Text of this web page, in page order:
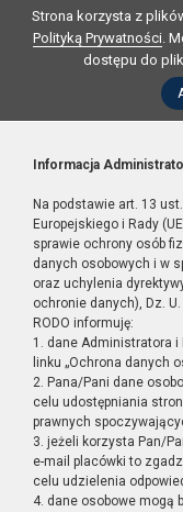
Strona korzysta z
Polityką Prywatności.
dostępu do
Informacja
Na podstawie art. 13
Europejskiego i Rady
sprawie ochrony osób
danych osobowych i w
oraz uchylenia
ochronie danych), Dz.
RODO informuję:
1. dane Administratora
linku „Ochrona danych
2. Pana/Pani dane
celu udostępniania
prawnych
3. jeżeli korzysta Pan/
e-mail placówki to
celu udzielenia
4. dane osobowe mogą